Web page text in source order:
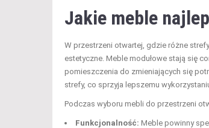
Jakie meble
W przestrzeni otwartej, gdzie różne
estetyczne. Meble modułowe stają się
pomieszczenia do zmieniających się
strefy, co sprzyja lepszemu
Podczas wyboru mebli do przestrzeni
Funkcjonalność: Meble powinny